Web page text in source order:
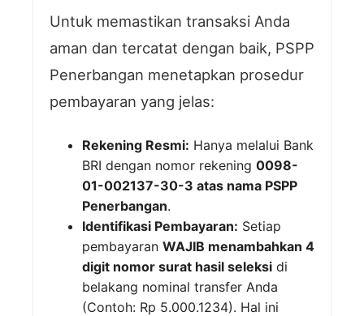
Untuk memastikan transaksi Anda
aman dan tercatat dengan baik, PSPP
Penerbangan menetapkan prosedur
pembayaran yang jelas:
Rekening Resmi: Hanya melalui Bank
BRI dengan nomor rekening 0098-
01-002137-30-3 atas nama PSPP
Penerbangan.
Identifikasi Pembayaran: Setiap
pembayaran WAJIB menambahkan 4
digit nomor surat hasil seleksi di
belakang nominal transfer Anda
(Contoh: Rp 5.000.1234). Hal ini